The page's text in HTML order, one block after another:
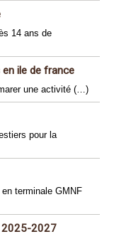
14 ans de
ile de france
une activité (…)
pour la
en terminale GMNF
2025-2027